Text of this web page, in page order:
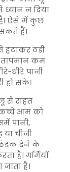
न दिया
है। ऐसे में कुछ
हैं।
ठंडी
तापमान कम
धीरे पानी
हो सके।
से राहत
कच्चे आम को
पानी,
चीनी
ठंडक देने के
है। गर्मियों
है।